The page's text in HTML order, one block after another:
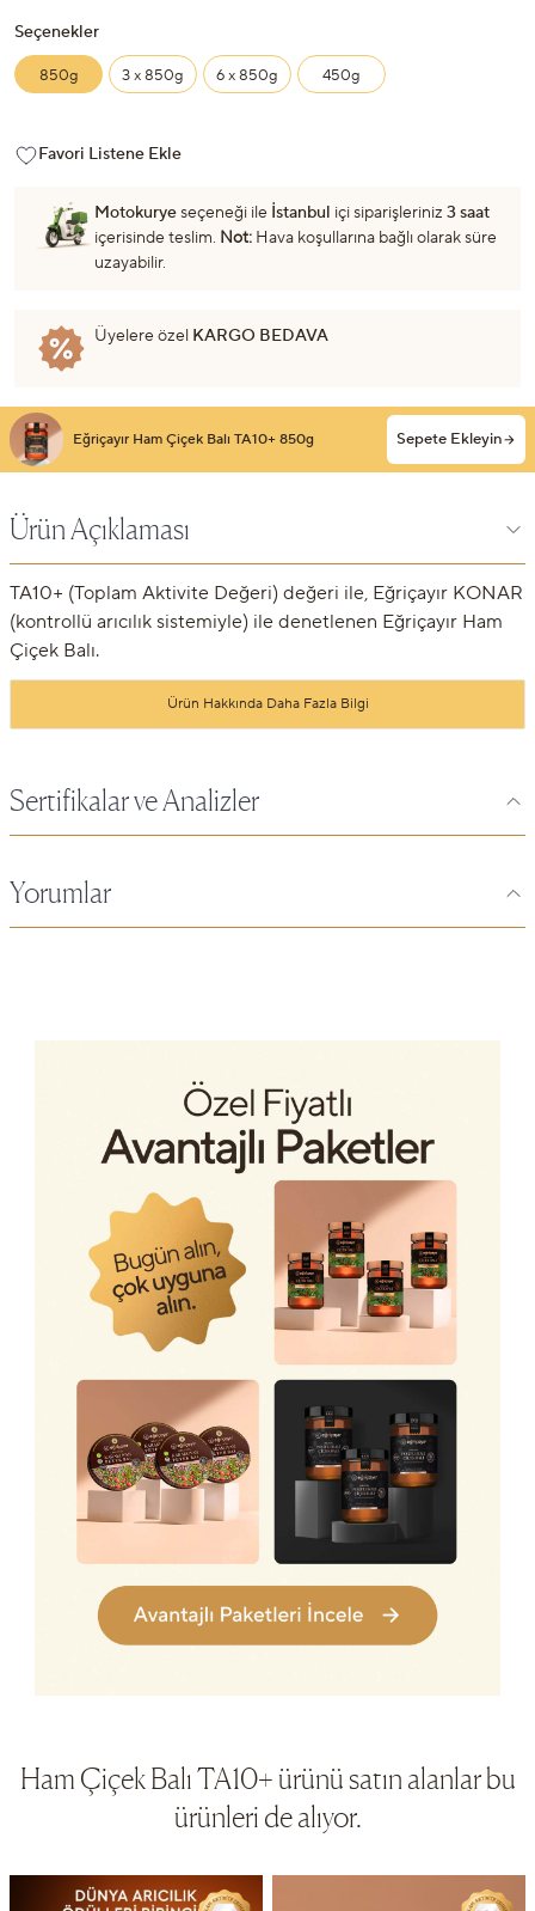
Seçenekler
850g 3 x 850g 6 x 850g 450g
Favori Listene Ekle
Motokuryeseçeneği ile İstanbul içi siparişleriniz 3 saat
içerisinde teslim. Not: Hava koşullarına bağlı olarak süre
uzayabilir.
Üyelere özel KARGO BEDAVA
Eğriçayır Ham Çiçek Balı TA10+ 850g Sepete Ekleyin
Ürün Açıklaması
TA10+ (Toplam Aktivite Değeri) değeri ile, Eğriçayır KONAR
(kontrollü arıcılık sistemiyle) ile denetlenen Eğriçayır Ham
Çiçek Balı.
Ürün Hakkında Daha Fazla Bilgi
Sertifikalar ve Analizler
Yorumlar
Ham Çiçek Balı TA10+ ürünü satın alanlar bu
ürünleri de alıyor.